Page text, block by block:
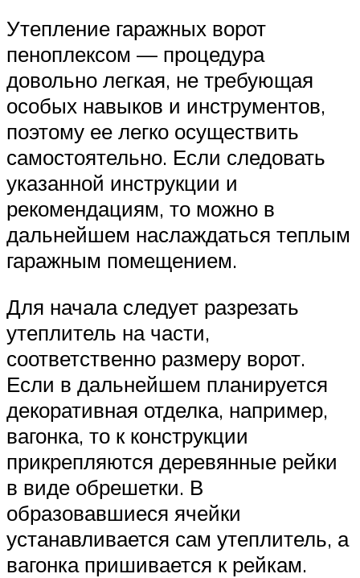
Утепление гаражных ворот
пеноплексом — процедура
довольно легкая, не требующая
особых навыков и инструментов,
поэтому ее легко осуществить
самостоятельно. Если следовать
указанной инструкции и
рекомендациям, то можно в
дальнейшем наслаждаться теплым
гаражным помещением.
Для начала следует разрезать
утеплитель на части,
соответственно размеру ворот.
Если в дальнейшем планируется
декоративная отделка, например,
вагонка, то к конструкции
прикрепляются деревянные рейки
в виде обрешетки. В
образовавшиеся ячейки
устанавливается сам утеплитель, а
вагонка пришивается к рейкам.